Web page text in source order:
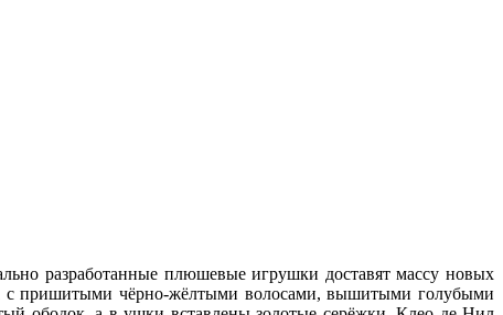
разработанные плюшевые игрушки доставят массу новых
с пришитыми чёрно-жёлтыми волосами, вышитыми голубыми